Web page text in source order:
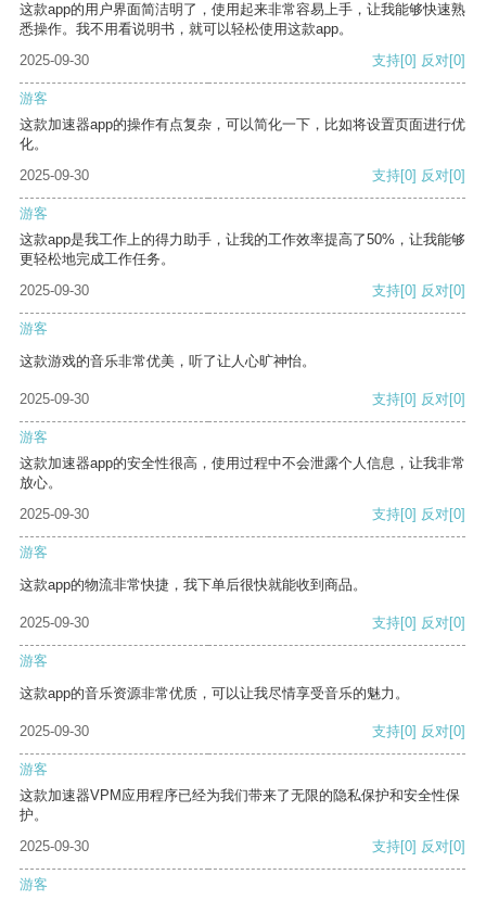
这款app的用户界面简洁明了，使用起来非常容易上手，让我能够快速熟
悉操作。我不用看说明书，就可以轻松使用这款app。
2025-09-30
支持[0] 反对[0]
游客
这款加速器app的操作有点复杂，可以简化一下，比如将设置页面进行优
化。
2025-09-30
支持[0] 反对[0]
游客
这款app是我工作上的得力助手，让我的工作效率提高了50%，让我能够
更轻松地完成工作任务。
2025-09-30
支持[0] 反对[0]
游客
这款游戏的音乐非常优美，听了让人心旷神怡。
2025-09-30 支持[0] 反对[0]
游客
这款加速器app的安全性很高，使用过程中不会泄露个人信息，让我非常
放心。
2025-09-30
支持[0] 反对[0]
游客
这款app的物流非常快捷，我下单后很快就能收到商品。
2025-09-30 支持[0] 反对[0]
游客
这款app的音乐资源非常优质，可以让我尽情享受音乐的魅力。
2025-09-30 支持[0] 反对[0]
游客
这款加速器VPM应用程序已经为我们带来了无限的隐私保护和安全性保
护。
2025-09-30
支持[0] 反对[0]
游客